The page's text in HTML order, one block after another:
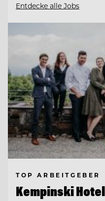
Entdecke alle Jobs
TOP ARBEITGEBER
Kempinski